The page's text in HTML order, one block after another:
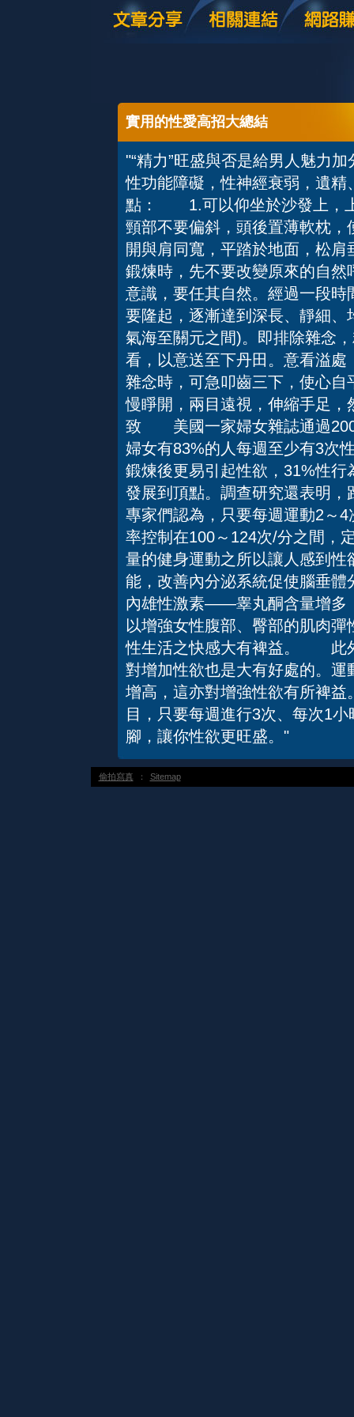
實用的性愛高招大總結
"“精力”旺盛與否是給男人魅力
性功能障礙，性神經衰弱，遺
點： 1.可以仰坐於沙發上，上
頸部不要偏斜，頭後置薄軟枕
開與肩同寬，平踏於地面，松
鍛煉時，先不要改變原來的自
意識，要任其自然。經過一段
要隆起，逐漸達到深長、靜細
氣海至關元之間)。即排除雜念
看，以意送至下丹田。意看溢
雜念時，可急叩齒三下，使心
慢睜開，兩目遠視，伸縮手足
致 美國一家婦女雜誌通過
婦女有83%的人每週至少有3次
鍛煉後更易引起性欲，31%性
發展到頂點。調查研究還表明
專家們認為，只要每週運動2～
率控制在100～124次/分之間
量的健身運動之所以讓人感到
能，改善內分泌系統促使腦垂
內雄性激素——睾丸酮含量增
以增強女性腹部、臀部的肌肉
性生活之快感大有裨益。 此
對增加性欲也是大有好處的。
增高，這亦對增強性欲有所裨
目，只要每週進行3次、每次1
腳，讓你性欲更旺盛。"
偷拍寫真 ： Sitemap